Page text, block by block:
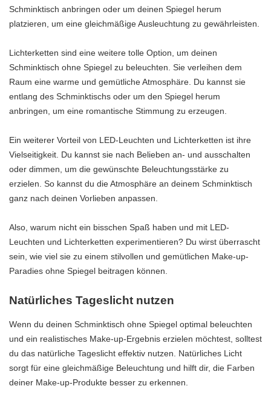
Schminktisch anbringen oder um deinen Spiegel herum
platzieren, um eine gleichmäßige Ausleuchtung zu gewährleisten.
Lichterketten sind eine weitere tolle Option, um deinen
Schminktisch ohne Spiegel zu beleuchten. Sie verleihen dem
Raum eine warme und gemütliche Atmosphäre. Du kannst sie
entlang des Schminktischs oder um den Spiegel herum
anbringen, um eine romantische Stimmung zu erzeugen.
Ein weiterer Vorteil von LED-Leuchten und Lichterketten ist ihre
Vielseitigkeit. Du kannst sie nach Belieben an- und ausschalten
oder dimmen, um die gewünschte Beleuchtungsstärke zu
erzielen. So kannst du die Atmosphäre an deinem Schminktisch
ganz nach deinen Vorlieben anpassen.
Also, warum nicht ein bisschen Spaß haben und mit LED-
Leuchten und Lichterketten experimentieren? Du wirst überrascht
sein, wie viel sie zu einem stilvollen und gemütlichen Make-up-
Paradies ohne Spiegel beitragen können.
Natürliches Tageslicht nutzen
Wenn du deinen Schminktisch ohne Spiegel optimal beleuchten
und ein realistisches Make-up-Ergebnis erzielen möchtest, solltest
du das natürliche Tageslicht effektiv nutzen. Natürliches Licht
sorgt für eine gleichmäßige Beleuchtung und hilft dir, die Farben
deiner Make-up-Produkte besser zu erkennen.